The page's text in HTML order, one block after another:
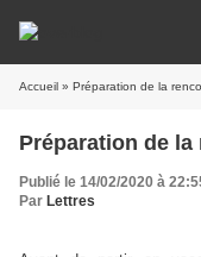
Accueil » Préparation de la
Préparation de
Publié le 14/02/2020 à
Par Lettres